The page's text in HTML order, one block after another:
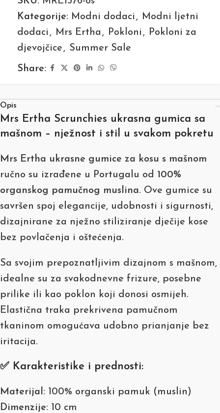
Kategorije: Modni dodaci , Modni ljetni
dodaci , Mrs Ertha , Pokloni , Pokloni za
djevojčice , Summer Sale
Share:
Opis
Mrs Ertha Scrunchies ukrasna gumica sa
mašnom – nježnost i stil u svakom pokretu
Mrs Ertha ukrasne gumice za kosu s mašnom
ručno su izrađene u Portugalu od 100%
organskog pamučnog muslina. Ove gumice su
savršen spoj elegancije, udobnosti i sigurnosti,
dizajnirane za nježno stiliziranje dječije kose
bez povlačenja i oštećenja.
Sa svojim prepoznatljivim dizajnom s mašnom,
idealne su za svakodnevne frizure, posebne
prilike ili kao poklon koji donosi osmijeh.
Elastična traka prekrivena pamučnom
tkaninom omogućava udobno prianjanje bez
iritacija.
✅ Karakteristike i prednosti:
Materijal: 100% organski pamuk (muslin)
Dimenzije: 10 cm